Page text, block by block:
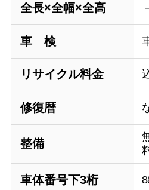
全長×全幅×全高 －
車 検
リサイクル料金
修復暦
整備
車体番号下3桁